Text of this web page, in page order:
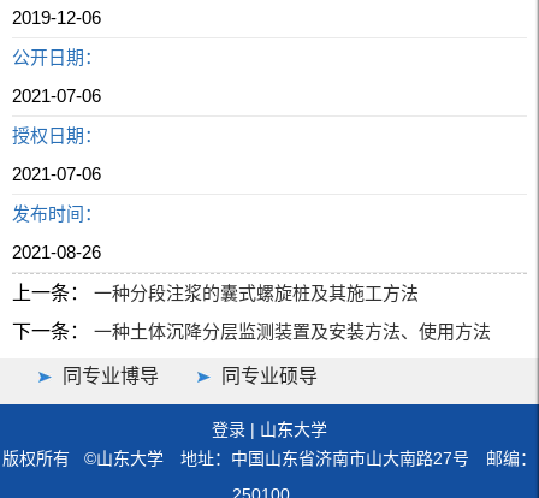
2019-12-06
公开日期：
2021-07-06
授权日期：
2021-07-06
发布时间：
2021-08-26
上一条：
一种分段注浆的囊式螺旋桩及其施工方法
下一条：
一种土体沉降分层监测装置及安装方法、使用方法
同专业博导 同专业硕导
登录 | 山东大学
版权所有 ©山东大学 地址：中国山东省济南市山大南路27号 邮编：